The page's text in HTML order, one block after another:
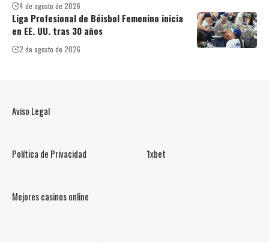
4 de agosto de 2026
Liga Profesional de Béisbol Femenino inicia
en EE. UU. tras 30 años
2 de agosto de 2026
Aviso Legal
Política de Privacidad 1xbet
Mejores casinos online